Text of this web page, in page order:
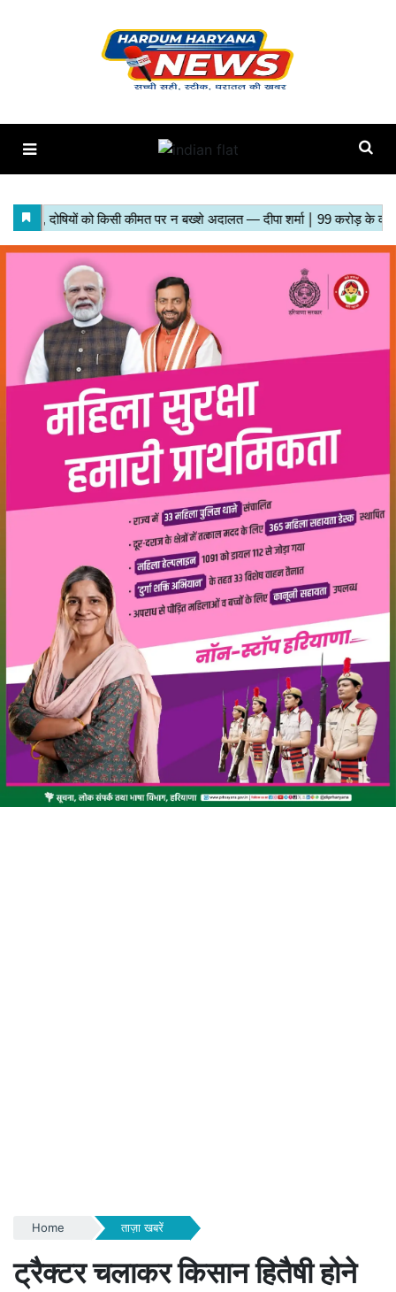
Home ताज़ा खबरें
ट्रैक्टर चलाकर किसान हितैषी होने